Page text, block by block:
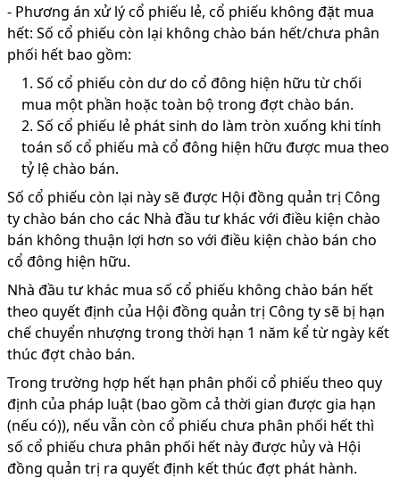
- Phương án xử lý cổ phiếu lẻ, cổ phiếu không đặt mua
hết: Số cổ phiếu còn lại không chào bán hết/chưa phân
phối hết bao gồm:
1. Số cổ phiếu còn dư do cổ đông hiện hữu từ chối
mua một phần hoặc toàn bộ trong đợt chào bán.
2. Số cổ phiếu lẻ phát sinh do làm tròn xuống khi tính
toán số cổ phiếu mà cổ đông hiện hữu được mua theo
tỷ lệ chào bán.
Số cổ phiếu còn lại này sẽ được Hội đồng quản trị Công
ty chào bán cho các Nhà đầu tư khác với điều kiện chào
bán không thuận lợi hơn so với điều kiện chào bán cho
cổ đông hiện hữu.
Nhà đầu tư khác mua số cổ phiếu không chào bán hết
theo quyết định của Hội đồng quản trị Công ty sẽ bị hạn
chế chuyển nhượng trong thời hạn 1 năm kể từ ngày kết
thúc đợt chào bán.
Trong trường hợp hết hạn phân phối cổ phiếu theo quy
định của pháp luật (bao gồm cả thời gian được gia hạn
(nếu có)), nếu vẫn còn cổ phiếu chưa phân phối hết thì
số cổ phiếu chưa phân phối hết này được hủy và Hội
đồng quản trị ra quyết định kết thúc đợt phát hành.